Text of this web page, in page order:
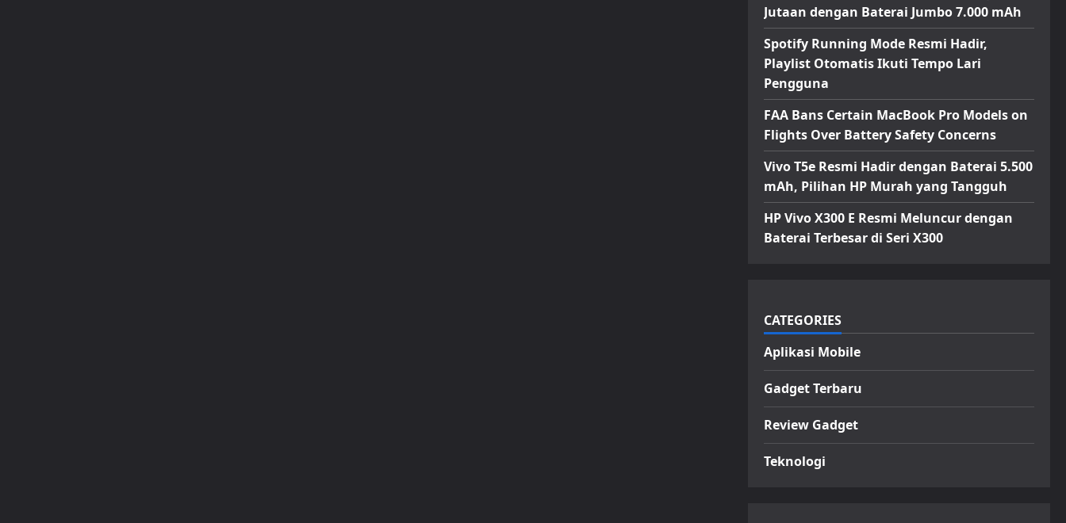
Jutaan dengan Baterai Jumbo 7.000 mAh
Spotify Running Mode Resmi Hadir,
Playlist Otomatis Ikuti Tempo Lari
Pengguna
FAA Bans Certain MacBook Pro Models on
Flights Over Battery Safety Concerns
Vivo T5e Resmi Hadir dengan Baterai 5.500
mAh, Pilihan HP Murah yang Tangguh
HP Vivo X300 E Resmi Meluncur dengan
Baterai Terbesar di Seri X300
CATEGORIES
Aplikasi Mobile
Gadget Terbaru
Review Gadget
Teknologi